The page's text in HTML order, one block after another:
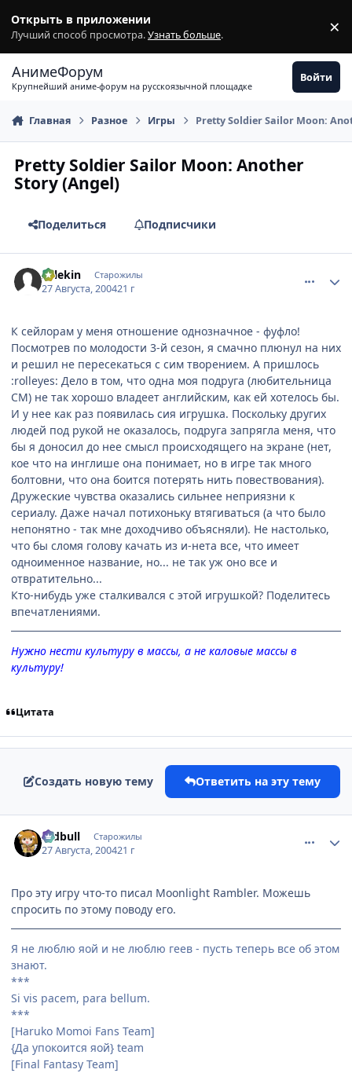
Открыть в приложении
Лучший способ просмотра.Узнать больше. ×
АнимеФорум
Крупнейший аниме-форум на русскоязычной площадке
Войти
Главная Разное Игры Pretty Soldier Sailor Moon:
Pretty Soldier Sailor Moon: Another
Story (Angel)
Поделиться Подписчики
Arlekin Старожилы
27 Августа, 200421 г
К сейлорам у меня отношение однозначное - фуфло!
Посмотрев по молодости 3-й сезон, я смачно плюнул на них
и решил не пересекаться с сим творением. А пришлось
:rolleyes: Дело в том, что одна моя подруга (любительница
СМ) не так хорошо владеет английским, как ей хотелось бы.
И у нее как раз появилась сия игрушка. Поскольку других
людей под рукой не оказалось, подруга запрягла меня, что
бы я доносил до нее смысл происходящего на экране (нет,
кое что на инглише она понимает, но в игре так много
болтовни, что она боится потерять нить повествования).
Дружеские чувства оказались сильнее неприязни к
сериалу. Даже начал потихоньку втягиваться (а что было
непонятно - так мне доходчиво объясняли). Не настолько,
что бы сломя голову качать из и-нета все, что имеет
одноименное название, но... не так уж оно все и
отвратительно...
Кто-нибудь уже сталкивался с этой игрушкой? Поделитесь
впечатлениями.
Нужно нести культуру в массы, а не каловые массы в
культуру!
Цитата
Создать новую тему Ответить на эту тему
redbull Старожилы
27 Августа, 200421 г
Про эту игру что-то писал Moonlight Rambler. Можешь
спросить по этому поводу его.
Я не люблю яой и не люблю геев - пусть теперь все об этом
знают.
***
Si vis pacem, para bellum.
***
[Haruko Momoi Fans Team]
{Да упокоится яой} team
[Final Fantasy Team]